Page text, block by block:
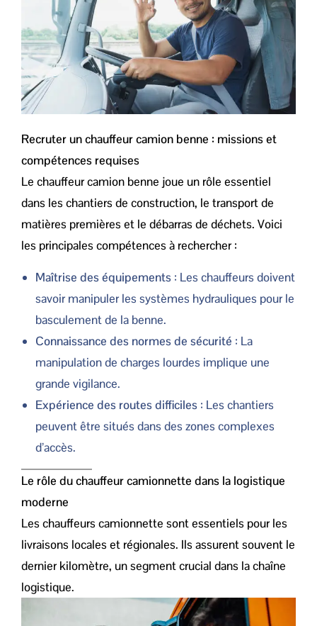
Recruter un chauffeur camion benne : missions et
compétences requises
Le chauffeur camion benne joue un rôle essentiel
dans les chantiers de construction, le transport de
matières premières et le débarras de déchets. Voici
les principales compétences à rechercher :
Maîtrise des équipements : Les chauffeurs doivent
savoir manipuler les systèmes hydrauliques pour le
basculement de la benne.
Connaissance des normes de sécurité : La
manipulation de charges lourdes implique une
grande vigilance.
Expérience des routes difficiles : Les chantiers
peuvent être situés dans des zones complexes
d’accès.
Le rôle du chauffeur camionnette dans la logistique
moderne
Les chauffeurs camionnette sont essentiels pour les
livraisons locales et régionales. Ils assurent souvent le
dernier kilomètre, un segment crucial dans la chaîne
logistique.